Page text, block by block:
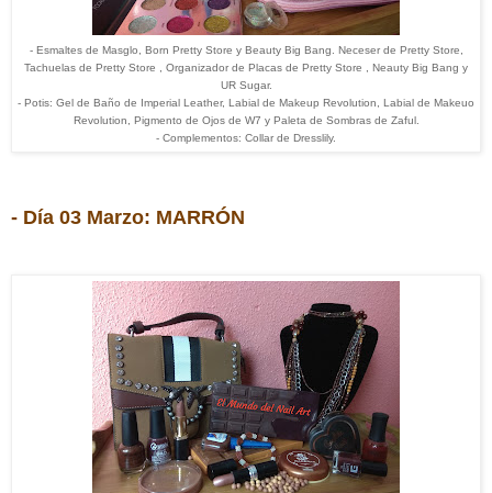
- Esmaltes de Masglo, Born Pretty Store y Beauty Big Bang. Neceser de Pretty Store,
Tachuelas de Pretty Store , Organizador de Placas de Pretty Store , Neauty Big Bang y
UR Sugar.
- Potis: Gel de Baño de Imperial Leather, Labial de Makeup Revolution, Labial de Makeuo
Revolution, Pigmento de Ojos de W7 y Paleta de Sombras de Zaful.
- Complementos: Collar de Dresslily.
- Día 03 Marzo: MARRÓN